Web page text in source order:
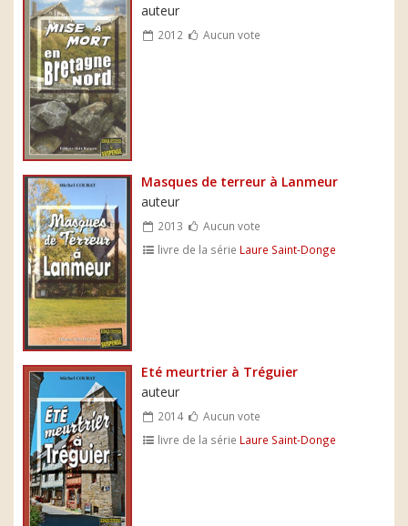
auteur
2012 Aucun vote
Masques de terreur à Lanmeur
auteur
2013
Aucun vote
livre de la série Laure Saint-Donge
Eté meurtrier à Tréguier
auteur
2014
Aucun vote
livre de la série Laure Saint-Donge